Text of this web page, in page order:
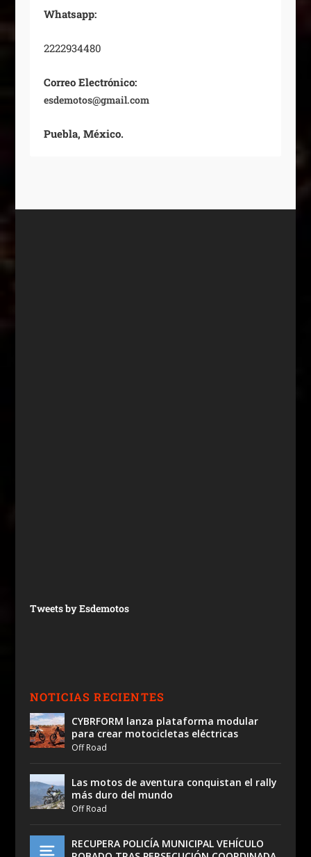
Whatsapp:
2222934480
Correo Electrónico:
esdemotos@gmail.com
Puebla, México.
Tweets by Esdemotos
NOTICIAS RECIENTES
CYBRFORM lanza plataforma modular
para crear motocicletas eléctricas
Off Road
Las motos de aventura conquistan el rally
más duro del mundo
Off Road
RECUPERA POLICÍA MUNICIPAL VEHÍCULO